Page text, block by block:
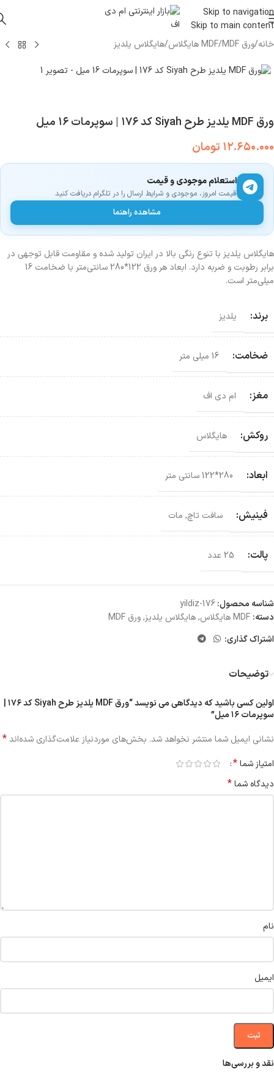
Skip to navigation
Skip to main content
خانه/ورق MDF /MDF هایگلاس /هایگلاس یلدیز
ورق MDF یلدیز طرح Siyah کد ۱۷۶ | سوپرمات ۱۶ میل
۱۲.۶۵۰.۰۰۰ تومان
استعلام موجودی و قیمت
قیمت امروز، موجودی و شرایط ارسال را در تلگرام دریافت کنید
مشاهده راهنما
هایگلاس یلدیز با تنوع رنگی بالا در ایران تولید شده و مقاومت قابل توجهی در
برابر رطوبت و ضربه دارد. ابعاد هر ورق 122*280 سانتی‌متر با ضخامت 16
میلی‌متر است.
برند: یلدیز
ضخامت: 16 میلی متر
مغز: ام دی اف
روکش: هایگلاس
ابعاد: 280*122 سانتی‌ متر
فینیش: سافت تاچ, مات
پالت: 25 عدد
شناسه محصول:yildiz-176
دسته: MDF هایگلاس ,هایگلاس یلدیز,ورق MDF
اشتراک گذاری:
توضیحات
نقد و بررسی‌ها
سوپرمات ۱۶ میل”
نشانی ایمیل شما منتشر نخواهد شد. بخش‌های موردنیاز علامت‌گذاری شده‌اند*
امتیاز شما*
دیدگاه شما*
نام
ایمیل